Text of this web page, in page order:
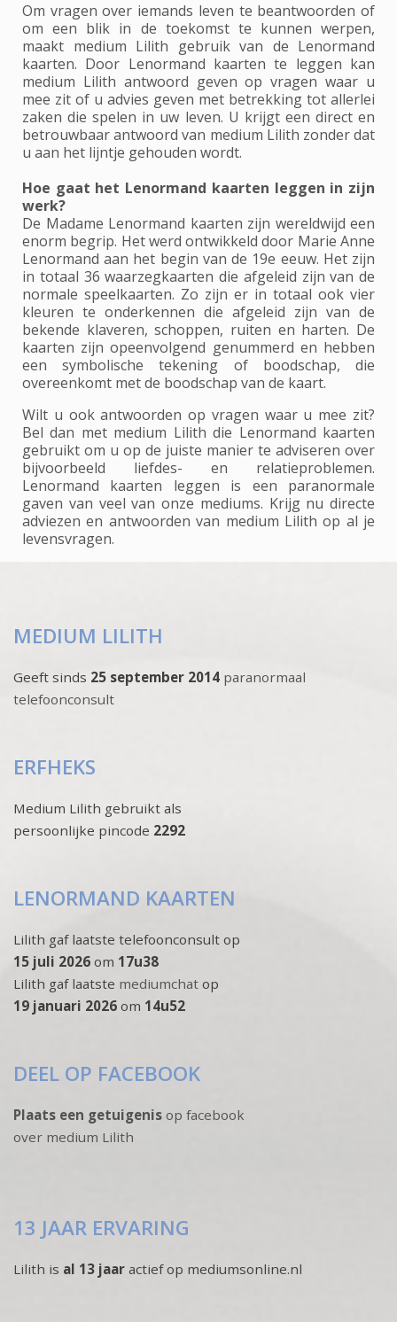
Om vragen over iemands leven te beantwoorden of
om een blik in de toekomst te kunnen werpen,
maakt medium Lilith gebruik van de Lenormand
kaarten. Door Lenormand kaarten te leggen kan
medium Lilith antwoord geven op vragen waar u
mee zit of u advies geven met betrekking tot allerlei
zaken die spelen in uw leven. U krijgt een direct en
betrouwbaar antwoord van medium Lilith zonder dat
u aan het lijntje gehouden wordt.
Hoe gaat het Lenormand kaarten leggen in zijn
werk?
De Madame Lenormand kaarten zijn wereldwijd een
enorm begrip. Het werd ontwikkeld door Marie Anne
Lenormand aan het begin van de 19e eeuw. Het zijn
in totaal 36 waarzegkaarten die afgeleid zijn van de
normale speelkaarten. Zo zijn er in totaal ook vier
kleuren te onderkennen die afgeleid zijn van de
bekende klaveren, schoppen, ruiten en harten. De
kaarten zijn opeenvolgend genummerd en hebben
een symbolische tekening of boodschap, die
overeenkomt met de boodschap van de kaart.
Wilt u ook antwoorden op vragen waar u mee zit?
Bel dan met medium Lilith die Lenormand kaarten
gebruikt om u op de juiste manier te adviseren over
bijvoorbeeld liefdes- en relatieproblemen.
Lenormand kaarten leggen is een paranormale
gaven van veel van onze mediums. Krijg nu directe
adviezen en antwoorden van medium Lilith op al je
levensvragen.
MEDIUM LILITH
Geeft sinds 25 september 2014 paranormaal
telefoonconsult
ERFHEKS
Medium Lilith gebruikt als
persoonlijke pincode 2292
LENORMAND KAARTEN
Lilith gaf laatste telefoonconsult op
15 juli 2026 om 17u38
Lilith gaf laatste mediumchat op
19 januari 2026 om 14u52
DEEL OP FACEBOOK
Plaats een getuigenis op facebook
over medium Lilith
13 JAAR ERVARING
Lilith is al 13 jaar actief op mediumsonline.nl